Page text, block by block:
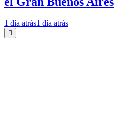
1 día atrás1 día atrás